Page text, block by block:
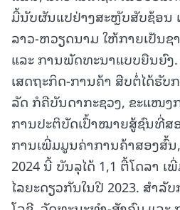
ມື້ນັບຜັນແປຢ່າງສະຫຼັບສັບຊ້ອນ
ລາວ-ຫວຽດນາມ ໃຫ້ກາຍເປັນ
ແລະ ການພັດທະນາແບບຍືນຍົງ
ເສດຖະກິດ-ການຄ້າ ສືບຕໍ່ໄດ້ຮັບ
ລັດ ກໍຄືບັນດາກະຊວງ, ຂະແໜງ
ການປະຕິບັດເປົ້າໝາຍສູ້ຊົນທີ່ສ
ການເພີ່ມມູນຄ່າການຄ້າສອງສົ້ນ
2024 ນີ້ ບັນລຸໄດ້ 1,1 ຕື້ໂດລາ ເ
ໄລຍະດຽວກັນໃນປີ 2023. ສໍາລັ